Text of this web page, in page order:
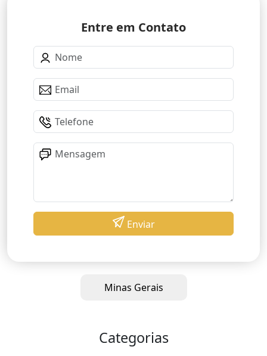
Entre em Contato
Enviar
Minas Gerais
Categorias